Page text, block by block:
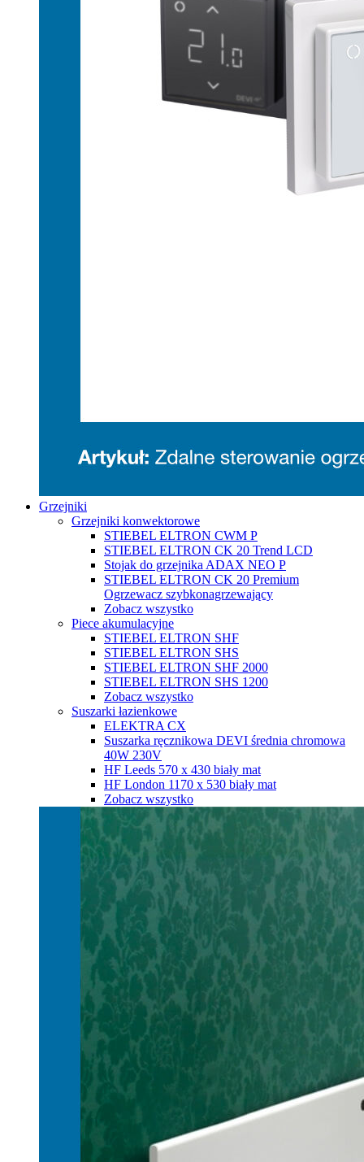
Grzejniki
Grzejniki konwektorowe
STIEBEL ELTRON CWM P
STIEBEL ELTRON CK 20 Trend LCD
Stojak do grzejnika ADAX NEO P
STIEBEL ELTRON CK 20 Premium
Ogrzewacz szybkonagrzewający
Zobacz wszystko
Piece akumulacyjne
STIEBEL ELTRON SHF
STIEBEL ELTRON SHS
STIEBEL ELTRON SHF 2000
STIEBEL ELTRON SHS 1200
Zobacz wszystko
Suszarki łazienkowe
ELEKTRA CX
Suszarka ręcznikowa DEVI średnia chromowa
40W 230V
HF Leeds 570 х 430 biały mat
HF London 1170 х 530 biały mat
Zobacz wszystko